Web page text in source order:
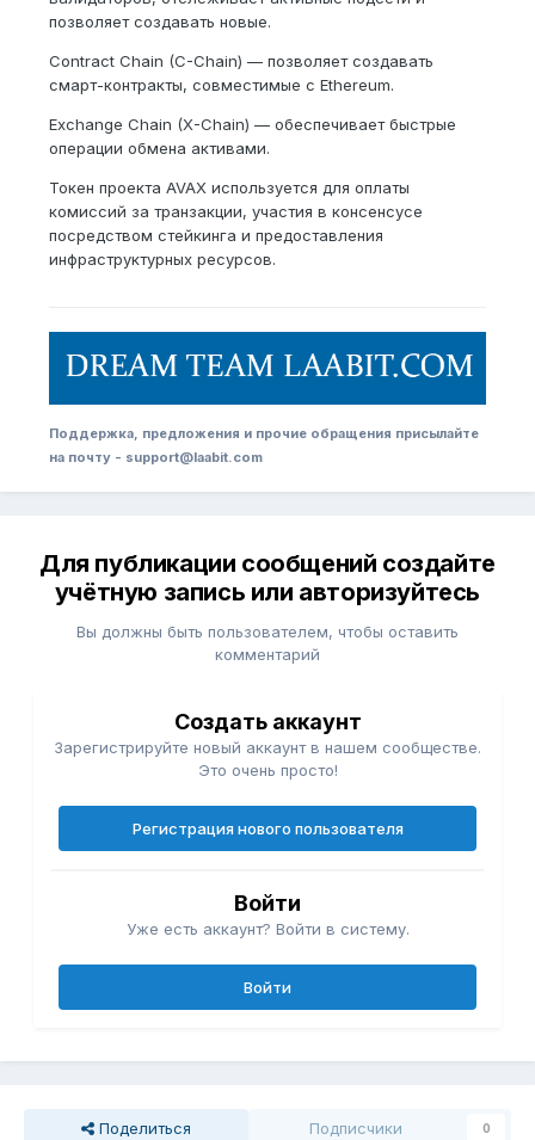
позволяет создавать новые.
Contract Chain (C-Chain) — позволяет создавать
смарт-контракты, совместимые с Ethereum.
Exchange Chain (X-Chain) — обеспечивает быстрые
операции обмена активами.
Токен проекта AVAX используется для оплаты
комиссий за транзакции, участия в консенсусе
посредством стейкинга и предоставления
инфраструктурных ресурсов.
Поддержка, предложения и прочие обращения присылайте
на почту - support@laabit.com
Для публикации сообщений создайте
учётную запись или авторизуйтесь
Вы должны быть пользователем, чтобы оставить
комментарий
Создать аккаунт
Зарегистрируйте новый аккаунт в нашем сообществе.
Это очень просто!
Регистрация нового пользователя
Войти
Уже есть аккаунт? Войти в систему.
Войти
Поделиться Подписчики 0